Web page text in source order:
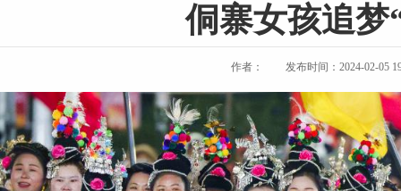
侗寨女孩追梦
作者： 发布时间：2024-02-05